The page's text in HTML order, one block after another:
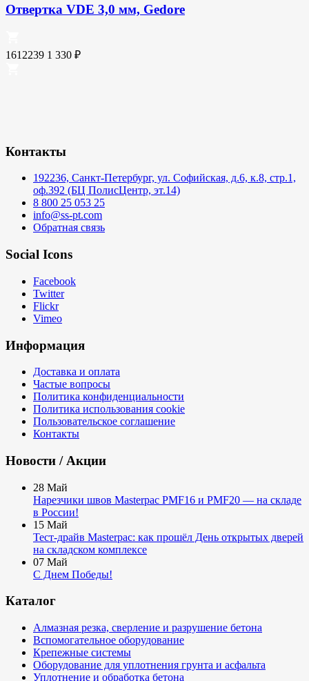
Отвертка VDE 3,0 мм, Gedore
1612239 1 330 ₽
Контакты
192236, Санкт-Петербург, ул. Софийская, д.6, к.8, стр.1,
оф.392 (БЦ ПолисЦентр, эт.14)
8 800 25 053 25
info@ss-pt.com
Обратная связь
Social Icons
Facebook
Twitter
Flickr
Vimeo
Информация
Доставка и оплата
Частые вопросы
Политика конфиденциальности
Политика использования cookie
Пользовательское соглашение
Контакты
Новости / Акции
28 Май
Нарезчики швов Masterpac PMF16 и PMF20 — на складе
в России!
15 Май
Тест-драйв Masterpac: как прошёл День открытых дверей
на складском комплексе
07 Май
С Днем Победы!
Каталог
Алмазная резка, сверление и разрушение бетона
Вспомогательное оборудование
Крепежные системы
Оборудование для уплотнения грунта и асфальта
Уплотнение и обработка бетона